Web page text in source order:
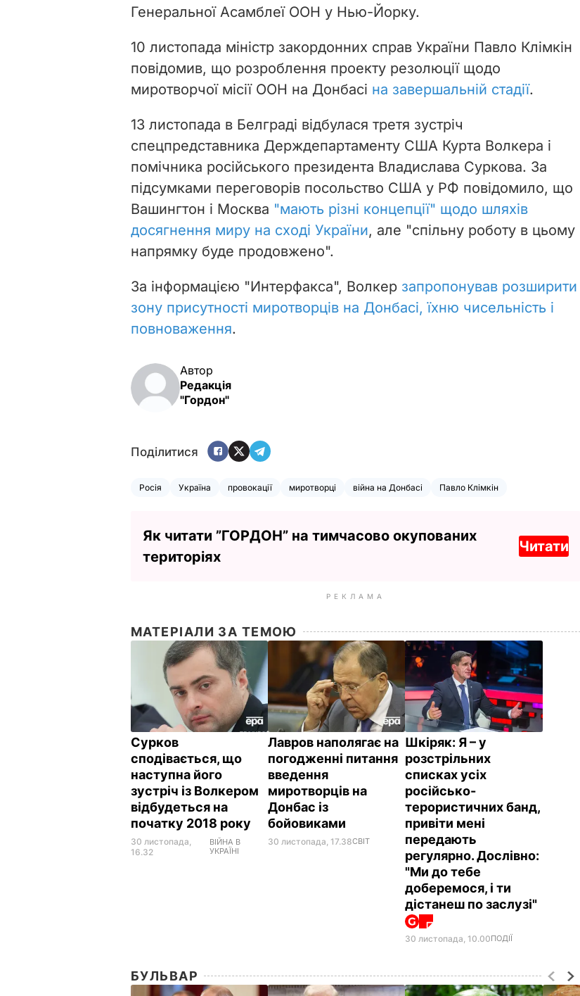
Генеральної Асамблеї ООН у Нью-Йорку.
10 листопада міністр закордонних справ України Павло Клімкін
повідомив, що розроблення проекту резолюції щодо
миротворчої місії ООН на Донбасі на завершальній стадії.
13 листопада в Белграді відбулася третя зустріч
спецпредставника Держдепартаменту США Курта Волкера і
помічника російського президента Владислава Суркова. За
підсумками переговорів посольство США у РФ повідомило, що
Вашингтон і Москва "мають різні концепції" щодо шляхів
досягнення миру на сході України, але "спільну роботу в цьому
напрямку буде продовжено".
За інформацією "Интерфакса", Волкер запропонував розширити
зону присутності миротворців на Донбасі, їхню чисельність і
повноваження.
Автор
Редакція
"Гордон"
Поділитися
Росія Україна провокації миротворці війна на Донбасі Павло Клімкін
Як читати ”ГОРДОН” на тимчасово окупованих
територіях
Читати
РЕКЛАМА
МАТЕРІАЛИ ЗА ТЕМОЮ
Сурков
сподівається, що
наступна його
зустріч із Волкером
відбудеться на
початку 2018 року
30 листопада,
16.32
ВІЙНА В
УКРАЇНІ
Лавров наполягає на
погодженні питання
введення
миротворців на
Донбас із
бойовиками
30 листопада, 17.38СВІТ
Шкіряк: Я – у
розстрільних
списках усіх
російсько-
терористичних банд,
привіти мені
передають
регулярно. Дослівно:
"Ми до тебе
доберемося, і ти
дістанеш по заслузі"
30 листопада, 10.00ПОДІЇ
БУЛЬВАР